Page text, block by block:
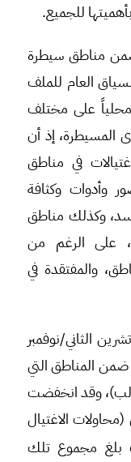
للجميع.
ضمن مناطق سيطرة
العام للملف
محلياً على مختلف
المسيطرة، إذ أن
في مناطق
وأدوات وكثافة
وكذلك مناطق
على الرغم من
والمفتقدة في
الثاني/نوفمبر
يناير؛91 محاولة ضمن المناطق التي
وقد انخفضت
(محاولات الاغتيال
بلغ مجموع تلك